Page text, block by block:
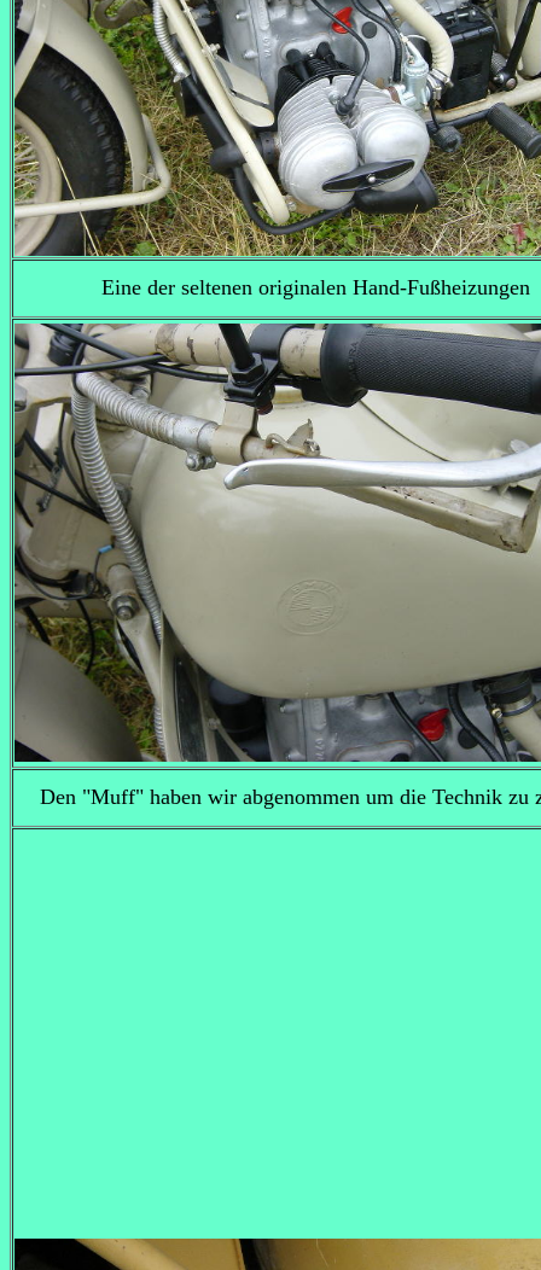
Eine der seltenen originalen Hand-Fußheizungen
Den "Muff" haben wir abgenommen um die Technik zu